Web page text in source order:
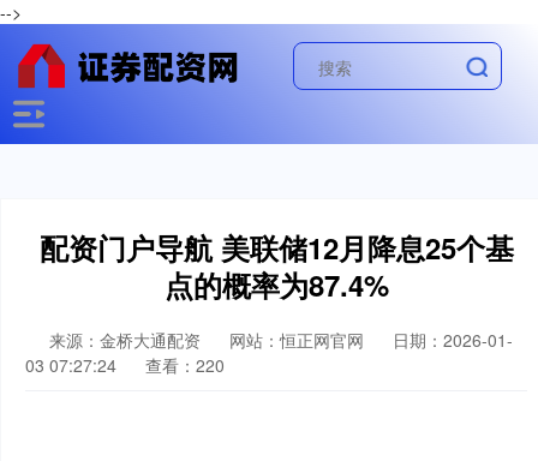
-->
配资门户导航 美联储12月降息25个基
点的概率为87.4%
来源：金桥大通配资 网站：恒正网官网
日期：2026-01-
03 07:27:24
查看：220